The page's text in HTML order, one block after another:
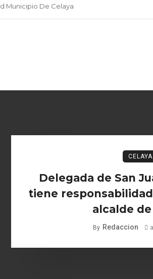
Municipio De Celaya
CELAYA
Delegada de San
tiene
alcalde de
By Redaccion